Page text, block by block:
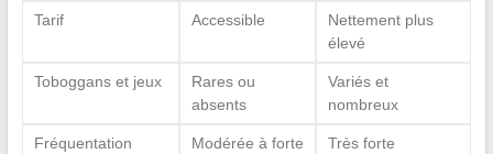
Tarif Accessible
Nettement plus
élevé
Toboggans et jeux
Rares ou
absents
Variés et
nombreux
Fréquentation
Modérée à forte Très forte